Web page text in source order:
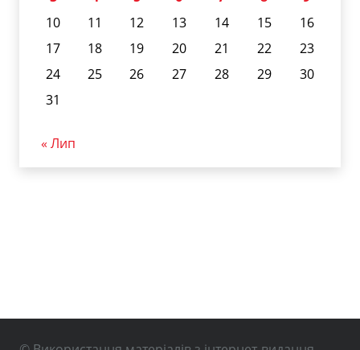
10
11 12 13 14 15
16
17
18 19 20 21 22
23
24
25 26 27 28 29
30
31
« Лип